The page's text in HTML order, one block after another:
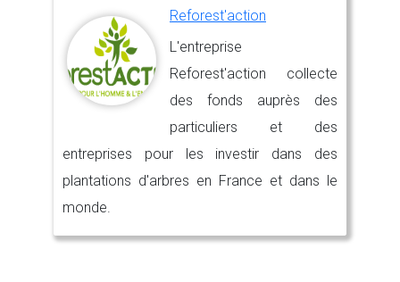
Reforest'action
L'entreprise
Reforest'action collecte
des fonds auprès des
particuliers et des
entreprises pour les investir dans des
plantations d'arbres en France et dans le
monde.